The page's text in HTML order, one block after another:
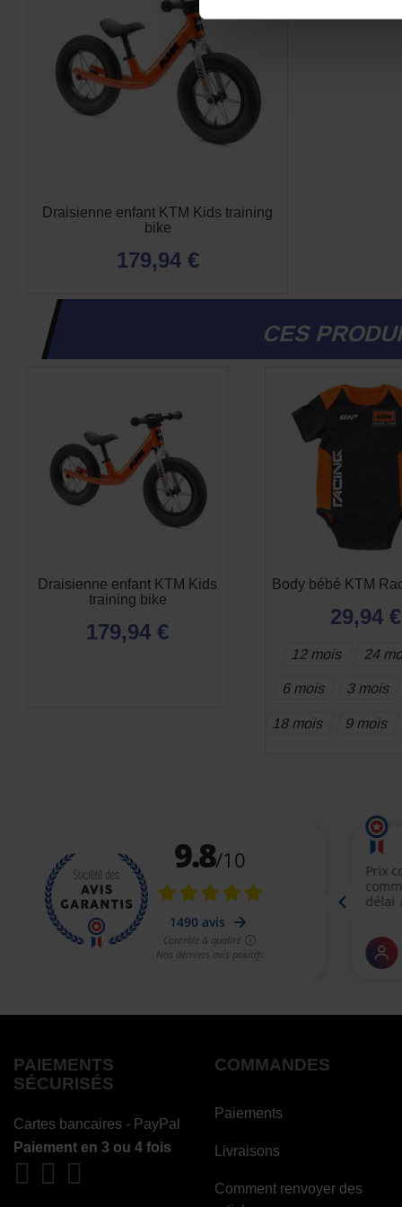
Draisienne enfant KTM Kids training
bike
179,94 €
CES
Draisienne enfant KTM Kids
training bike
179,94 €
Body bébé KTM
29,94 €
12 mois 24
6 mois 3 mois
18 mois 9 mois
PAIEMENTS
SÉCURISÉS
Cartes bancaires - PayPal
Paiement en 3 ou 4 fois
COMMANDES
Paiements
Livraisons
Comment renvoyer des